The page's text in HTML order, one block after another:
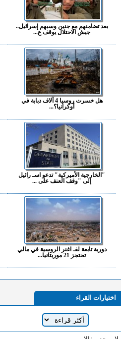
بعد تضامنهم مع جنين وسبهم إسرائيل..
جيش الاحتلال يوقف ع...
هل خسرت روسيا 4 آلاف دبابة في
أوكرانيا؟...
"الخارجية الأميركية" تدعو اسـ رائيل
إلى "وقف العنف على ...
دورية تابعة لفـ اغنر الروسية في مالي
تحتجز 21 موريتانيا...
اختيارات القراء